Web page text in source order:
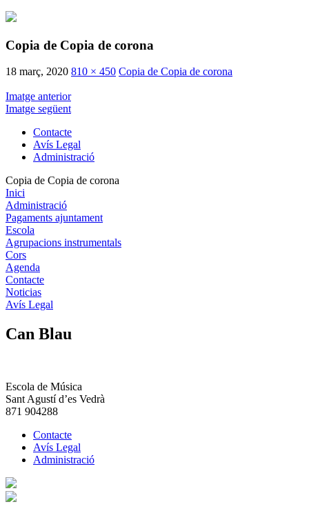
Copia de Copia de corona
18 març, 2020 810 × 450 Copia de Copia de corona
Imatge anterior
Imatge següent
Contacte
Avís Legal
Administració
Copia de Copia de corona
Inici
Administració
Pagaments ajuntament
Escola
Agrupacions instrumentals
Cors
Agenda
Contacte
Noticias
Avís Legal
Can Blau
Escola de Música
Sant Agustí d’es Vedrà
871 904288
Contacte
Avís Legal
Administració